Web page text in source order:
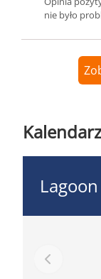
nie było